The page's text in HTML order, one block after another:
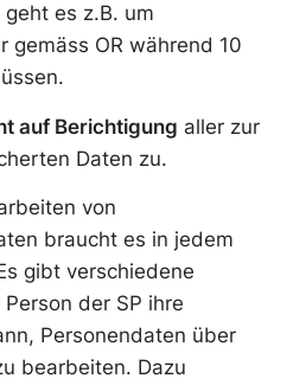
es z.B. um
gemäss OR während 10
auf Berichtigung aller zur
Daten zu.
von
braucht es in jedem
gibt verschiedene
der SP ihre
Personendaten über
bearbeiten. Dazu